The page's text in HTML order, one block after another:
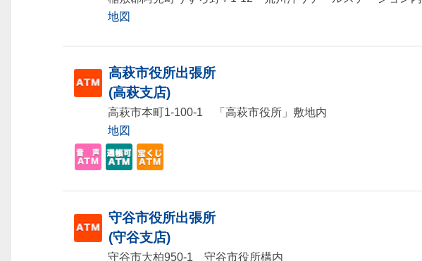
地図
高萩市役所出張所
(高萩支店)
高萩市本町1-100-1 「高萩市役所」敷地内
地図
守谷市役所出張所
(守谷支店)
守谷市大柏950-1 守谷市役所構内